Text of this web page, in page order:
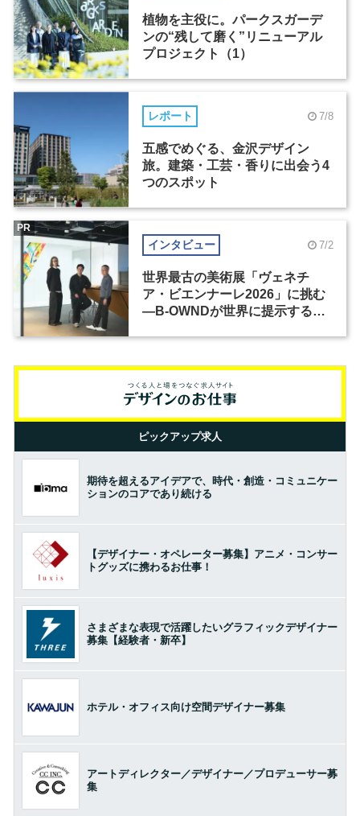
植物を主役に。パークスガーデ
ンの“残して磨く”リニューアル
プロジェクト（1）
レポート 7/8
五感でめぐる、金沢デザイン
旅。建築・工芸・香りに出会う4
つのスポット
インタビュー 7/2
世界最古の美術展「ヴェネチ
ア・ビエンナーレ2026」に挑む
―B-OWNDが世界に提示する美
PR
ピックアップ求人
期待を超えるアイデアで、時代・創造・コミュニケー
ションのコアであり続ける
【デザイナー・オペレーター募集】アニメ・コンサー
トグッズに携わるお仕事！
さまざまな表現で活躍したいグラフィックデザイナー
募集【経験者・新卒】
ホテル・オフィス向け空間デザイナー募集
アートディレクター／デザイナー／プロデューサー募
集